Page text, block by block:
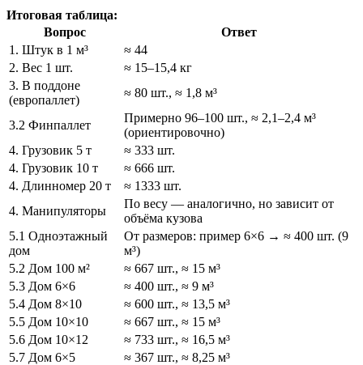
Итоговая таблица:
Вопрос
Ответ
1. Штук в 1 м³
≈ 44
2. Вес 1 шт.
≈ 15–15,4 кг
3. В поддоне
(европаллет)
≈ 80 шт., ≈ 1,8 м³
3.2 Финпаллет
Примерно 96–100 шт., ≈ 2,1–2,4 м³
(ориентировочно)
4. Грузовик 5 т
≈ 333 шт.
4. Грузовик 10 т
≈ 666 шт.
4. Длинномер 20 т
≈ 1333 шт.
4. Манипуляторы
По весу — аналогично, но зависит от
объёма кузова
5.1 Одноэтажный
дом
От размеров: пример 6×6 → ≈ 400 шт. (9
м³)
5.2 Дом 100 м²
≈ 667 шт., ≈ 15 м³
5.3 Дом 6×6
≈ 400 шт., ≈ 9 м³
5.4 Дом 8×10
≈ 600 шт., ≈ 13,5 м³
5.5 Дом 10×10
≈ 667 шт., ≈ 15 м³
5.6 Дом 10×12
≈ 733 шт., ≈ 16,5 м³
5.7 Дом 6×5
≈ 367 шт., ≈ 8,25 м³